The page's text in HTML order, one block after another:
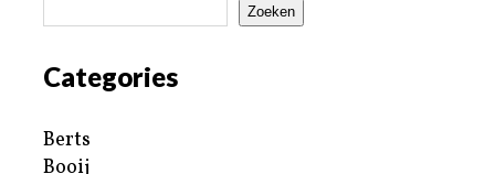
Zoeken
Categories
Berts
Booij